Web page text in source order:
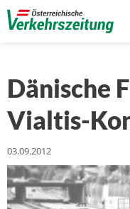
Dänische
Vialtis-
03.09.2012